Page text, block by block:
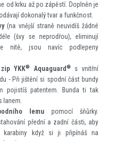
od krku až po zápěstí. Doplněn je
dokonalý tvar a funkčnost.
(na vnější straně neuvidíš žádné
(švy se neprodřou), eliminují
nitě, jsou navíc podlepeny
YKK® Aquaguard ®
s vnitřní
- Při jištění si spodní část bundy
pojistíš patentem. Bunda ti tak
lanem.
lemu pomocí šňůrky.
přední a zadní části, aby
karabiny když si ji připínáš na